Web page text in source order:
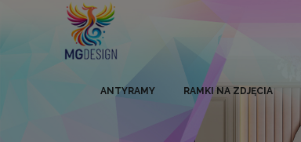
ANTYRAMY RAMKI NA ZDJĘCIA